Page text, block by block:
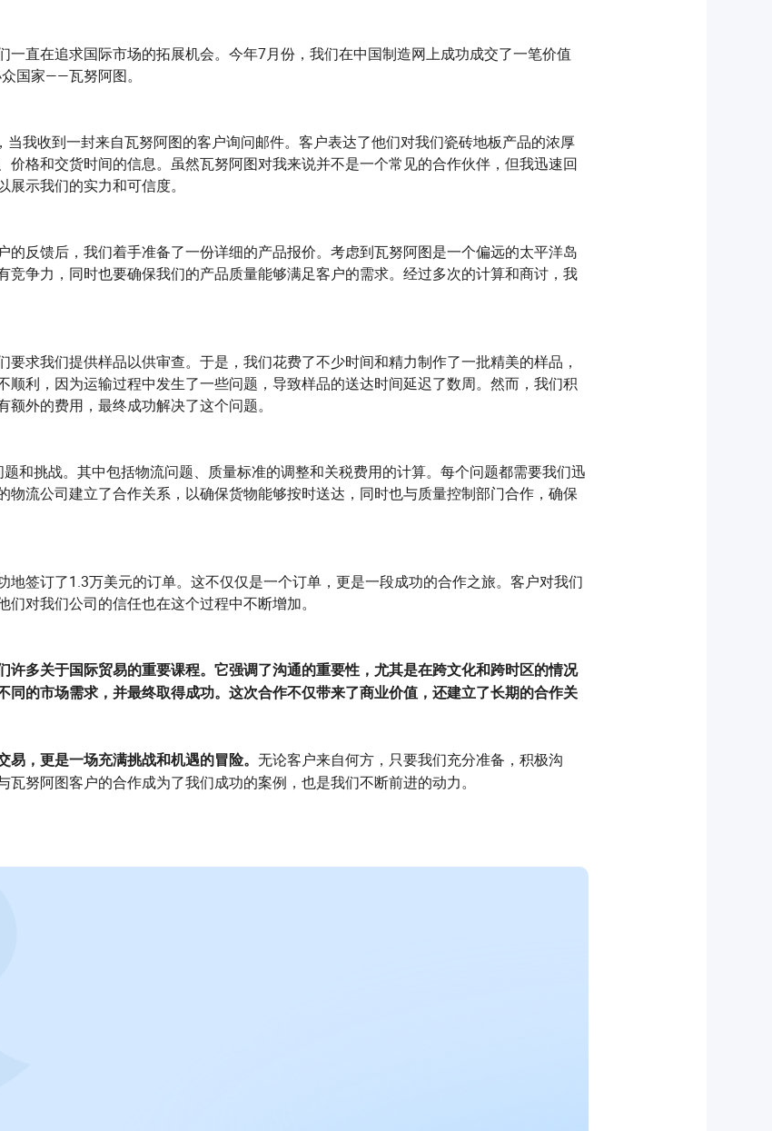
一直在追求国际市场的拓展机会。今年7月份，我们在中国制造网上成功成交了一笔价值
国家——瓦努阿图。
我收到一封来自瓦努阿图的客户询问邮件。客户表达了他们对我们瓷砖地板产品的浓厚
价格和交货时间的信息。虽然瓦努阿图对我来说并不是一个常见的合作伙伴，但我迅速回
示我们的实力和可信度。
的反馈后，我们着手准备了一份详细的产品报价。考虑到瓦努阿图是一个偏远的太平洋岛
竞争力，同时也要确保我们的产品质量能够满足客户的需求。经过多次的计算和商讨，我
求我们提供样品以供审查。于是，我们花费了不少时间和精力制作了一批精美的样品，
顺利，因为运输过程中发生了一些问题，导致样品的送达时间延迟了数周。然而，我们积
外的费用，最终成功解决了这个问题。
和挑战。其中包括物流问题、质量标准的调整和关税费用的计算。每个问题都需要我们迅
物流公司建立了合作关系，以确保货物能够按时送达，同时也与质量控制部门合作，确保
地签订了1.3万美元的订单。这不仅仅是一个订单，更是一段成功的合作之旅。客户对我们
对我们公司的信任也在这个过程中不断增加。
许多关于国际贸易的重要课程。它强调了沟通的重要性，尤其是在跨文化和跨时区的情况
同的市场需求，并最终取得成功。这次合作不仅带来了商业价值，还建立了长期的合作关
易，更是一场充满挑战和机遇的冒险。 无论客户来自何方，只要我们充分准备，积极沟
努阿图客户的合作成为了我们成功的案例，也是我们不断前进的动力。